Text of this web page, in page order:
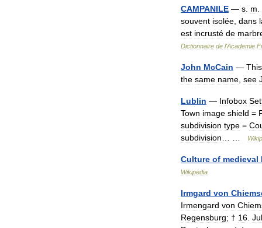
CAMPANILE — s m
souvent isolée dans
est incrusté de
Dictionnaire de l'Academie
John McCain — This
the same name see
Lublin — Infobox
Town image shield =
subdivision type =
subdivision
Culture of medieval
Wikipedia
Irmgard von
Irmengard von
Regensburg; † 16